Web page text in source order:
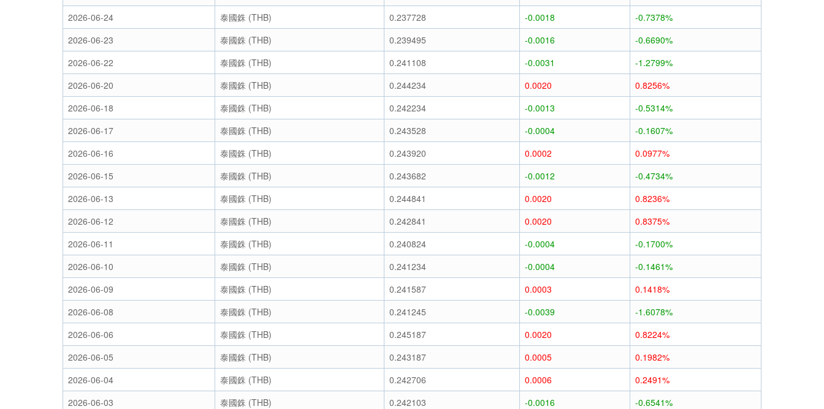
2026-06-24
泰國銖 (THB) 0.237728 -0.0018
-0.7378%
2026-06-23
泰國銖 (THB) 0.239495 -0.0016
-0.6690%
2026-06-22
泰國銖 (THB) 0.241108 -0.0031
-1.2799%
2026-06-20
泰國銖 (THB) 0.244234 0.0020
0.8256%
2026-06-18
泰國銖 (THB) 0.242234 -0.0013
-0.5314%
2026-06-17
泰國銖 (THB) 0.243528 -0.0004
-0.1607%
2026-06-16
泰國銖 (THB) 0.243920 0.0002
0.0977%
2026-06-15
泰國銖 (THB) 0.243682 -0.0012
-0.4734%
2026-06-13
泰國銖 (THB) 0.244841 0.0020
0.8236%
2026-06-12
泰國銖 (THB) 0.242841 0.0020
0.8375%
2026-06-11
泰國銖 (THB) 0.240824 -0.0004
-0.1700%
2026-06-10
泰國銖 (THB) 0.241234 -0.0004
-0.1461%
2026-06-09
泰國銖 (THB) 0.241587 0.0003
0.1418%
2026-06-08
泰國銖 (THB) 0.241245 -0.0039
-1.6078%
2026-06-06
泰國銖 (THB) 0.245187 0.0020
0.8224%
2026-06-05
泰國銖 (THB) 0.243187 0.0005
0.1982%
2026-06-04
泰國銖 (THB) 0.242706 0.0006
0.2491%
2026-06-03
泰國銖 (THB) 0.242103 -0.0016
-0.6541%